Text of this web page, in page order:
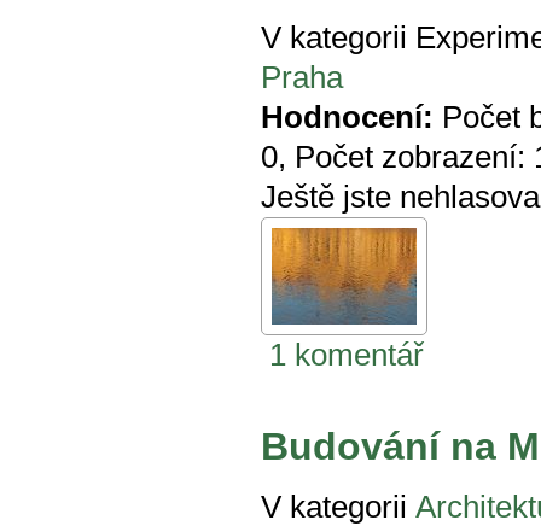
V kategorii
Praha
Hodnocení: Počet
0, Počet zobrazení:
Ještě jste
1 komentář
Budování na
V kategorii